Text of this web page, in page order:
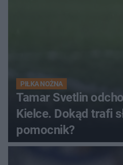
PIŁKA NOŻNA
Tamar Svetlin
Kielce. Dokąd trafi
pomocnik?